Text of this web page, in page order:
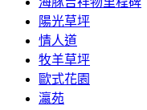
陽光草坪
情人道
牧羊草坪
歐式花園
瀛苑